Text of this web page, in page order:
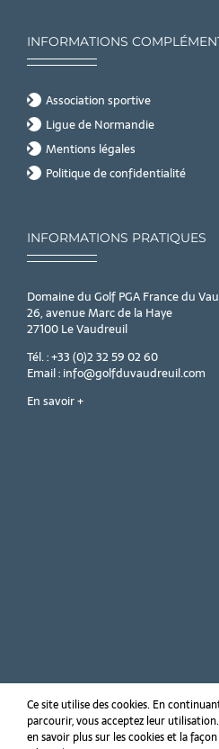
INFORMATIONS
Association sportive
Ligue de Normandie
Mentions légales
Politique de confidentialité
INFORMATIONS PRATIQUES
Domaine du Golf PGA France du
26, avenue Marc de la Haye
27100 Le Vaudreuil
Tél. : +33 (0)2 32 59 02 60
Email : info@golfduvaudreuil.com
En savoir +
Copyright 2019 Golf PGA
Ce site utilise des cookies. En
parcourir, vous acceptez leur
en savoir plus sur les cookies et la